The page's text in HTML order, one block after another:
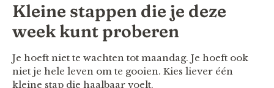
Kleine stappen die je deze
week kunt proberen
Je hoeft niet te wachten tot maandag. Je hoeft ook
niet je hele leven om te gooien. Kies liever één
kleine stap die haalbaar voelt.